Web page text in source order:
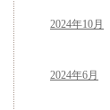
2024年10月
2024年6月